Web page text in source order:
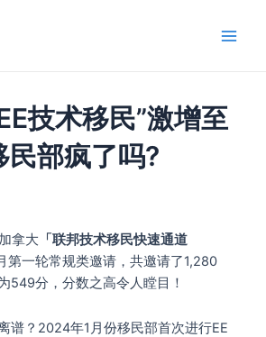
技术移民”激增至
部疯了吗?
拿大 「联邦技术移民快速通道
第一轮常规类邀请，共邀请了1,280
549分，分数之高令人瞠目！
谱？2024年1月份移民部首次进行EE